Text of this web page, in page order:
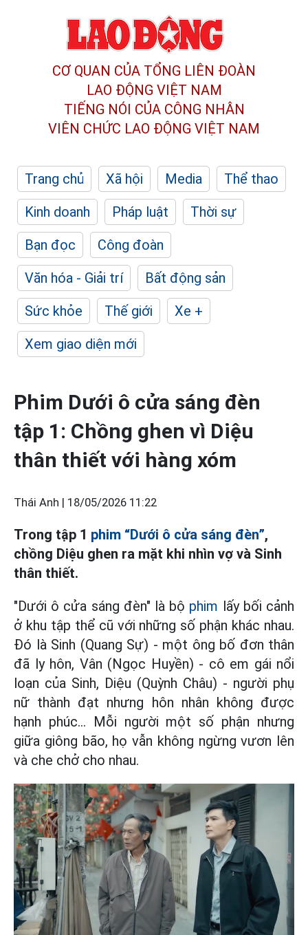
CƠ QUAN CỦA TỔNG LIÊN ĐOÀN
LAO ĐỘNG VIỆT NAM
TIẾNG NÓI CỦA CÔNG NHÂN
VIÊN CHỨC LAO ĐỘNG VIỆT NAM
Trang chủ Xã hội Media
Thể thao
Kinh doanh
Pháp luật
Thời sự
Bạn đọc
Công đoàn
Văn hóa - Giải trí
Bất động sản
Sức khỏe
Thế giới
Xe +
Xem giao diện mới
Phim Dưới ô cửa sáng đèn
tập 1: Chồng ghen vì Diệu
thân thiết với hàng xóm
Thái Anh | 18/05/2026 11:22
Trong tập 1 phim “Dưới ô cửa sáng đèn”,
chồng Diệu ghen ra mặt khi nhìn vợ và Sinh
thân thiết.
"Dưới ô cửa sáng đèn" là bộ phim lấy bối cảnh
ở khu tập thể cũ với những số phận khác nhau.
Đó là Sinh (Quang Sự) - một ông bố đơn thân
đã ly hôn, Vân (Ngọc Huyền) - cô em gái nổi
loạn của Sinh, Diệu (Quỳnh Châu) - người phụ
nữ thành đạt nhưng hôn nhân không được
hạnh phúc... Mỗi người một số phận nhưng
giữa giông bão, họ vẫn không ngừng vươn lên
và che chở cho nhau.